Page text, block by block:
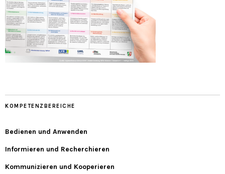
KOMPETENZBEREICHE
Bedienen und Anwenden
Informieren und Recherchieren
Kommunizieren und Kooperieren